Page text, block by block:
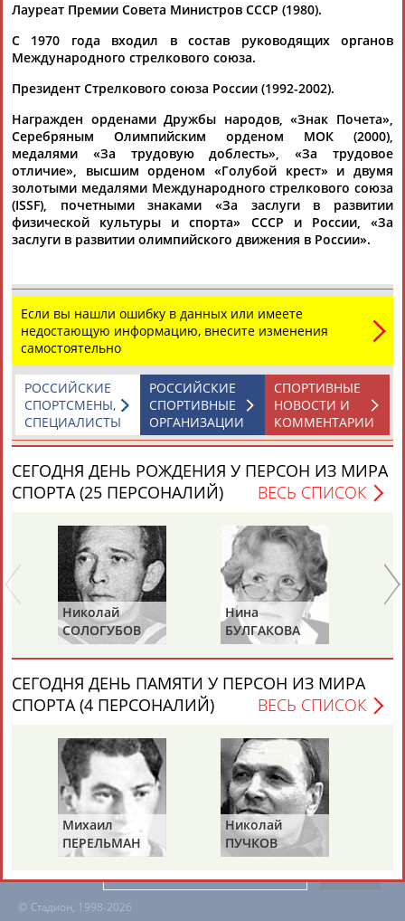
Каримжан
Аделя
Андрей
Герман
Рамазан
АБДУЛАЕВ
Тагир
АБДУЛАЕВ
АБДУЛАЗИЗОВАБДУЛБЕКОВ
АБДУЛДАУДОВАБДУЛЖАЛИЛОВАБДУЛКАГИРОВАБДУЛЛАЕВ
24 персон из 13181
ЕЩЁ ПЕРСОНЫ
ЦЕЛИ ПРОЕКТА КОНТАКТЫ НАШИ КНОПКИ РЕКЛАМА
Вопросы сотрудничества и совместной деятельностиinform@infosport.ru
© Стадион, 1998-2026
Адресов в новостной рассылке: 996
Лауреат Премии Совета Министров СССР (1980).
С 1970 года входил в состав руководящих органов
Международного стрелкового союза.
Президент Стрелкового союза России (1992-2002).
Награжден орденами Дружбы народов, «Знак Почета»,
Серебряным Олимпийским орденом МОК (2000),
медалями «За трудовую доблесть», «За трудовое
отличие», высшим орденом «Голубой крест» и двумя
золотыми медалями Международного стрелкового союза
(ISSF), почетными знаками «За заслуги в развитии
физической культуры и спорта» СССР и России, «За
заслуги в развитии олимпийского движения в России».
Если вы нашли ошибку в данных или имеете
недостающую информацию, внесите изменения
самостоятельно
СПОРТИВНЫЕ
НОВОСТИ И
КОММЕНТАРИИ
РОССИЙСКИЕ
СПОРТИВНЫЕ
ОРГАНИЗАЦИИ
РОССИЙСКИЕ
СПОРТСМЕНЫ,
СПЕЦИАЛИСТЫ
СЕГОДНЯ ДЕНЬ РОЖДЕНИЯ У ПЕРСОН ИЗ МИРА
СПОРТА (25 ПЕРСОНАЛИЙ)
ВЕСЬ СПИСОК
Николай
СОЛОГУБОВ
Нина
БУЛГАКОВА
СЕГОДНЯ ДЕНЬ ПАМЯТИ У ПЕРСОН ИЗ МИРА
СПОРТА (4 ПЕРСОНАЛИЙ)
ВЕСЬ СПИСОК
Михаил
ПЕРЕЛЬМАН
(ПЕРЛЬМАН)
Николай
ПУЧКОВ